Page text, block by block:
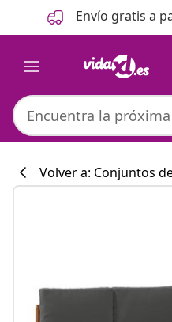
Anterior
Siguiente Envío gratis a
Volver a: Conjuntos